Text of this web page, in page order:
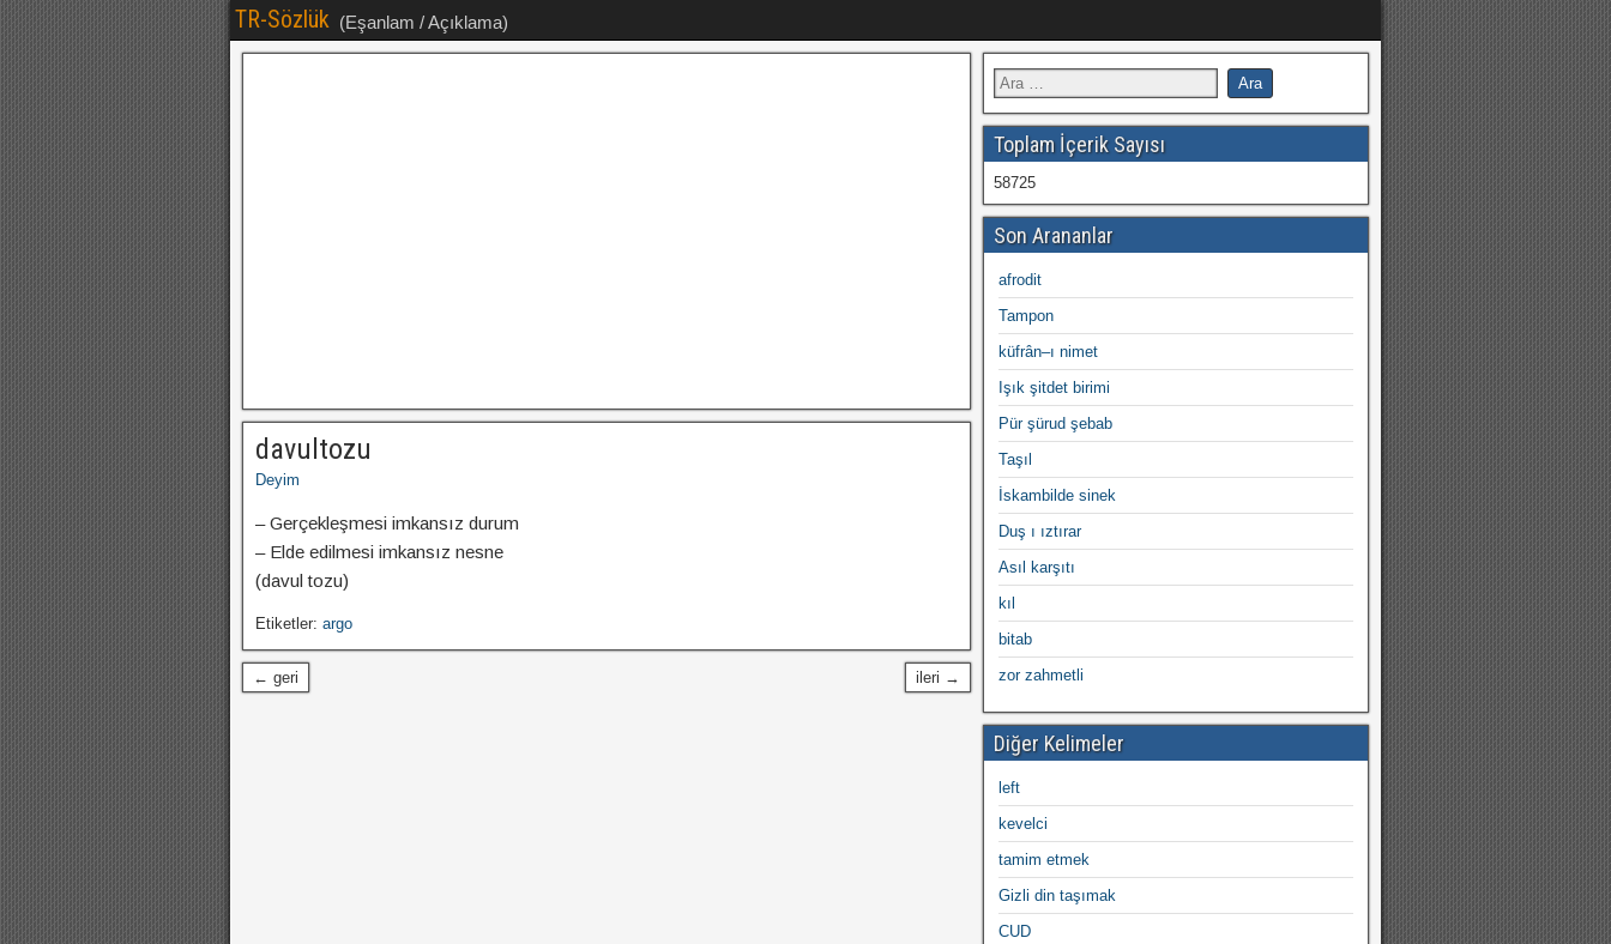
TR-Sözlük (Eşanlam / Açıklama)
davultozu
Deyim
– Gerçekleşmesi imkansız durum
– Elde edilmesi imkansız nesne
(davul tozu)
Etiketler: argo
← geri ileri →
Toplam İçerik Sayısı
58725
Son Arananlar
afrodit
Tampon
küfrân–ı nimet
Işık şitdet birimi
Pür şürud şebab
Taşıl
İskambilde sinek
Duş ı ıztırar
Asıl karşıtı
kıl
bitab
zor zahmetli
Diğer Kelimeler
left
kevelci
tamim etmek
Gizli din taşımak
CUD